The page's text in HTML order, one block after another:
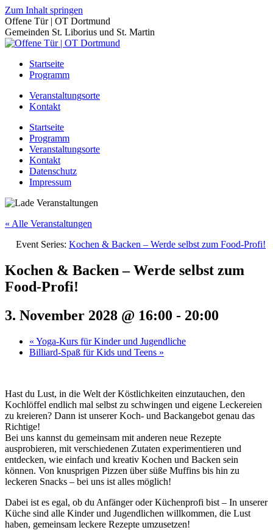
Zum Inhalt springen
Offene Tür | OT Dortmund
Gemeinden St. Liborius und St. Martin
Startseite
Programm
Veranstaltungsorte
Kontakt
Startseite
Programm
Veranstaltungsorte
Kontakt
Datenschutz
Impressum
« Alle Veranstaltungen
Event Series: Kochen & Backen – Werde selbst zum Food-Profi!
Kochen & Backen – Werde selbst zum
Food-Profi!
3. November 2028 @ 16:00 - 20:00
« Yoga-Kurs für Kinder und Jugendliche
Billiard-Spaß für Kids und Teens »
Hast du Lust, in die Welt der Köstlichkeiten einzutauchen, den
Kochlöffel endlich mal selbst zu schwingen und eigene Leckereien
zu kreieren? Dann ist unserer Koch- und Backangebot genau das
Richtige!
Bei uns kannst du gemeinsam mit anderen neue Rezepte
ausprobieren, mit verschiedenen Zutaten experimentieren und
entdecken, wie einfach und kreativ Kochen und Backen sein
können. Von knusprigen Pizzen über süße Muffins bis hin zu
leckeren Snacks – bei uns ist alles möglich!
Dabei ist es egal, ob du Anfänger oder Küchenprofi bist – In unserer
Küche sind alle Kinder und Jugendlichen willkommen, die Lust
haben, gemeinsam leckere Rezepte umzusetzen!